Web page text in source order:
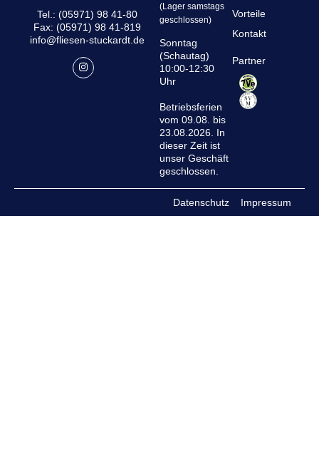
Tel.: (05971) 98 41-80
Fax: (05971) 98 41-819
info@fliesen-stuckardt.de
(Lager samstags
geschlossen)
Sonntag
(Schautag)
10:00-12:30
Uhr
Betriebsferien
vom 09.08. bis
23.08.2026. In
dieser Zeit ist
unser Geschäft
geschlossen.
Vorteile
Kontakt
Partner
Datenschutz Impressum